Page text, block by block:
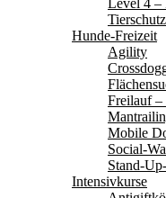
Level 4 –
Hunde-Freizeit
Agility
Freilauf –
Mobile
Social-
Stand-
Intensivkurse